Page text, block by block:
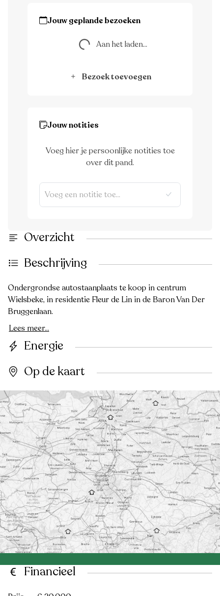
Jouw geplande bezoeken
Aan het laden... Aan het laden...
Bezoek toevoegen
Jouw notities
Voeg hier je persoonlijke notities toe
over dit pand.
Overzicht
Beschrijving
Ondergrondse autostaanplaats te koop in centrum
Wielsbeke, in residentie Fleur de Lin in de Baron Van Der
Bruggenlaan.
Lees meer...
Energie
Op de kaart
Financieel